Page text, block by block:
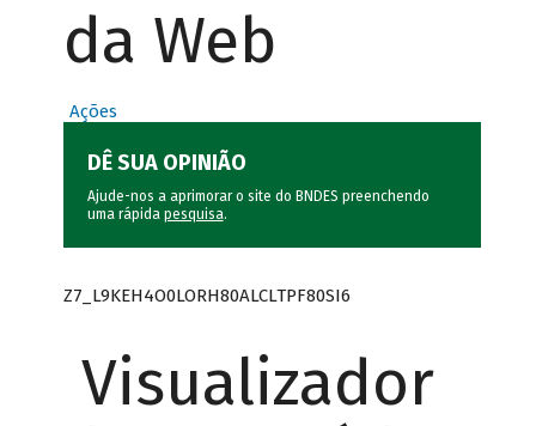
da Web
Ações
DÊ SUA OPINIÃO
Ajude-nos a aprimorar o site do BNDES preenchendo
uma rápida pesquisa.
Z7_L9KEH4O0LORH80ALCLTPF80SI6
Visualizador